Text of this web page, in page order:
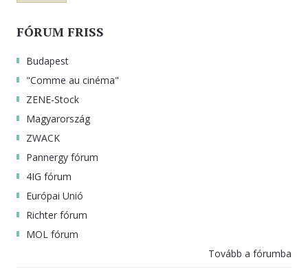
FÓRUM FRISS
Budapest
"Comme au cinéma"
ZENE-Stock
Magyarország
ZWACK
Pannergy fórum
4IG fórum
Európai Unió
Richter fórum
MOL fórum
Tovább a fórumba